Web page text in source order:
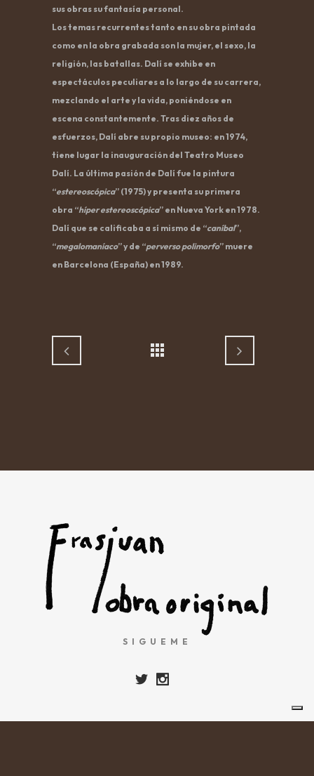
sus obras su fantasía personal.
Los temas recurrentes tanto en su obra pintada
como en la obra grabada son la mujer, el sexo, la
religión, las batallas. Dalí se exhibe en
espectáculos peculiares a lo largo de su carrera,
mezclando el arte y la vida, poniéndose en
escena constantemente. Tras diez años de
esfuerzos, Dalí abre su propio museo: en 1974,
tiene lugar la inauguración del Teatro Museo
Dalí. La última pasión de Dalí fue la pintura
“estereoscópica” (1975) y presenta su primera
obra “híper estereoscópica” en Nueva York en 1978.
Dalí que se calificaba a sí mismo de “caníbal”,
“megalomaníaco” y de “perverso polimorfo” muere
en Barcelona (España) en 1989.
SIGUEME